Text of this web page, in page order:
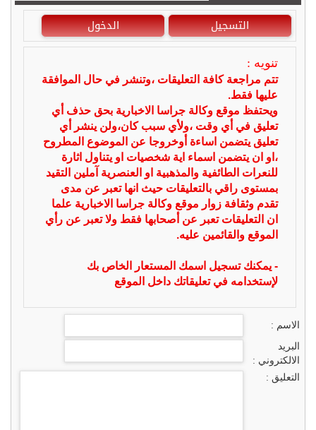
التسجيل الدخول
تنويه :
تتم مراجعة كافة التعليقات ،وتنشر في حال الموافقة
عليها فقط.
ويحتفظ موقع وكالة جراسا الاخبارية بحق حذف أي
تعليق في أي وقت ،ولأي سبب كان،ولن ينشر أي
تعليق يتضمن اساءة أوخروجا عن الموضوع المطروح
،او ان يتضمن اسماء اية شخصيات او يتناول اثارة
للنعرات الطائفية والمذهبية او العنصرية آملين التقيد
بمستوى راقي بالتعليقات حيث انها تعبر عن مدى
تقدم وثقافة زوار موقع وكالة جراسا الاخبارية علما
ان التعليقات تعبر عن أصحابها فقط ولا تعبر عن رأي
الموقع والقائمين عليه.
- يمكنك تسجيل اسمك المستعار الخاص بك
لإستخدامه في تعليقاتك داخل الموقع
الاسم :
البريد
الالكتروني :
التعليق :